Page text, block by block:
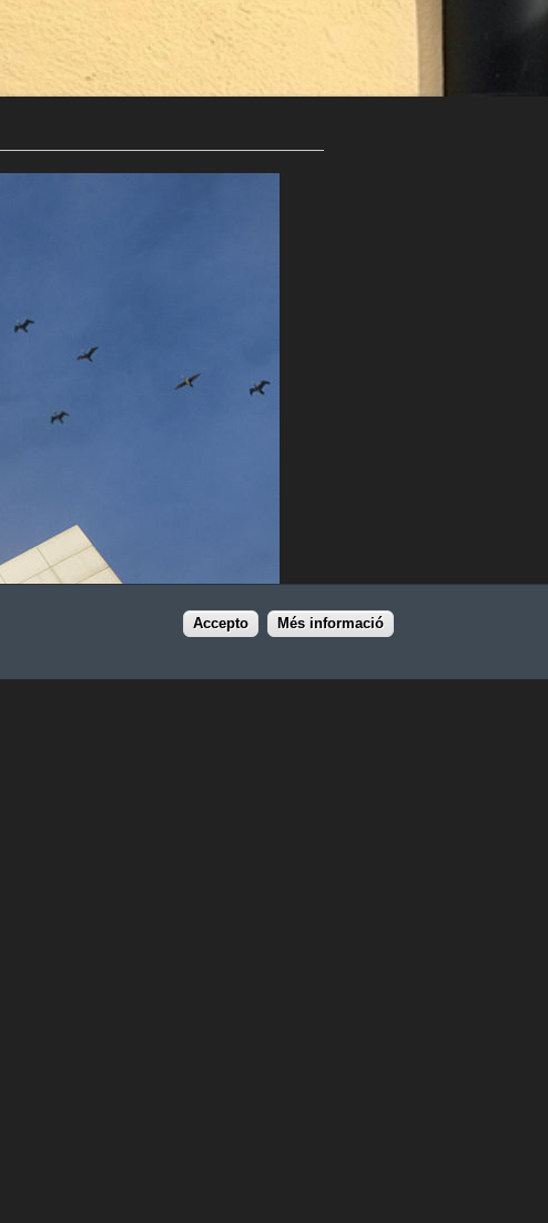
Accepto Més informació